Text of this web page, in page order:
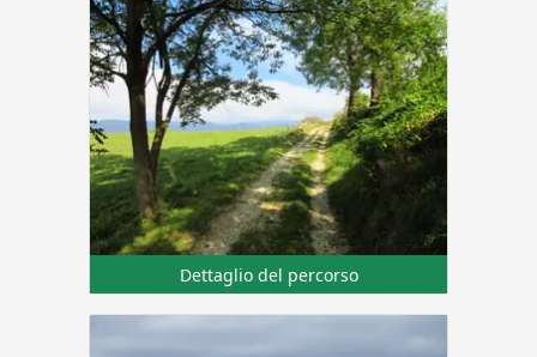
Dettaglio del percorso